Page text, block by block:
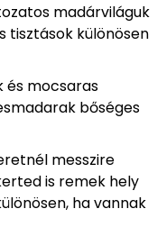
madárviláguk
tisztások különösen
és mocsaras
bőséges
messzire
is remek hely
ha vannak